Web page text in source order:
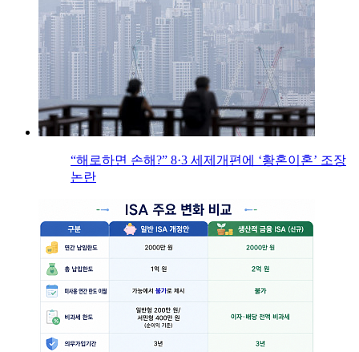
“해로하면 손해?” 8·3 세제개편에 ‘황혼이혼’ 조장
논란